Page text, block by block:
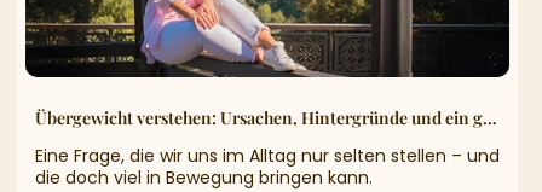
Übergewicht verstehen: Ursachen, Hintergründe und ein ganzheitlicher Weg zurück ins Gleichgewicht
Eine Frage, die wir uns im Alltag nur selten stellen – und
die doch viel in Bewegung bringen kann.